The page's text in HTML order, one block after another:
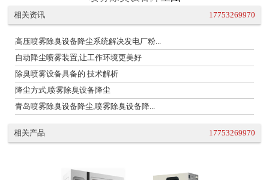
相关资讯 17753269970
高压喷雾除臭设备降尘系统解决发电厂粉...
自动降尘喷雾装置,让工作环境更美好
除臭喷雾设备具备的 技术解析
降尘方式,喷雾除臭设备降尘
青岛喷雾除臭设备降尘,喷雾除臭设备降...
相关产品 17753269970